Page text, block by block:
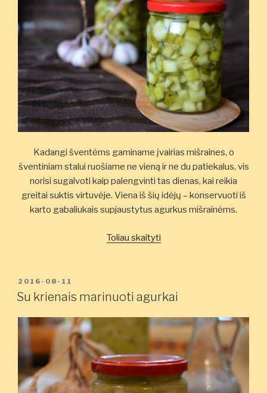
Kadangi šventėms gaminame įvairias mišraines, o
šventiniam stalui ruošiame ne vieną ir ne du patiekalus, vis
norisi sugalvoti kaip palengvinti tas dienas, kai reikia
greitai suktis virtuvėje. Viena iš šių idėjų – konservuoti iš
karto gabaliukais supjaustytus agurkus mišrainėms.
Toliau skaityti„Marinuoti
PASKELBTA
2016-08-11
Su krienais marinuoti agurkai